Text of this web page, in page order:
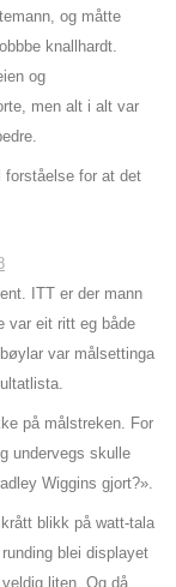
og måtte
knallhardt.
og
men alt i alt var
forståelse for at det
ITT er der mann
var eit ritt eg både
var målsettinga
på målstreken. For
undervegs skulle
Wiggins gjort?».
blikk på watt-tala
blei displayet
liten. Og då